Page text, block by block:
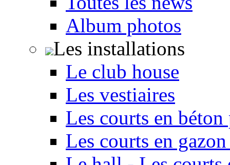
Album photos
Les installations
Le club house
Les vestiaires
Les courts en
Les courts en